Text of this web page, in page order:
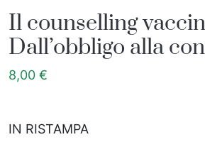
Il counselling
Dall’obbligo alla
8,00 €
IN RISTAMPA